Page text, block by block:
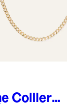
Collier